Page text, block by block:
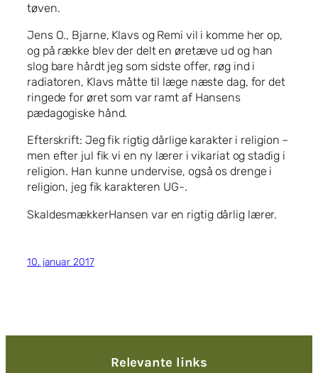
tøven.
Jens O., Bjarne, Klavs og Remi vil i komme her op,
og på række blev der delt en øretæve ud og han
slog bare hårdt jeg som sidste offer, røg ind i
radiatoren, Klavs måtte til læge næste dag, for det
ringede for øret som var ramt af Hansens
pædagogiske hånd.
Efterskrift: Jeg fik rigtig dårlige karakter i religion –
men efter jul fik vi en ny lærer i vikariat og stadig i
religion. Han kunne undervise, også os drenge i
religion, jeg fik karakteren UG-.
SkaldesmækkerHansen var en rigtig dårlig lærer.
10. januar 2017
Relevante links